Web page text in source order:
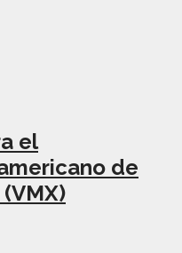
el
de